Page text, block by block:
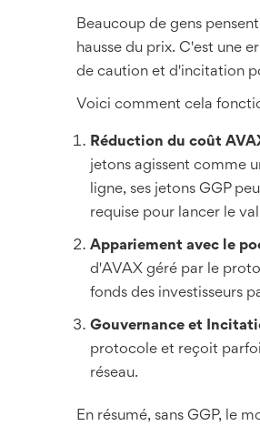
Beaucoup de gens
hausse du prix. C'est une
de caution et d'incitation
Voici comment cela
Réduction du coût
jetons agissent comme
ligne, ses jetons GGP
requise pour lancer le
Appariement avec le
d'AVAX géré par le
fonds des investisseurs
Gouvernance et
protocole et reçoit
réseau.
En résumé, sans GGP, le